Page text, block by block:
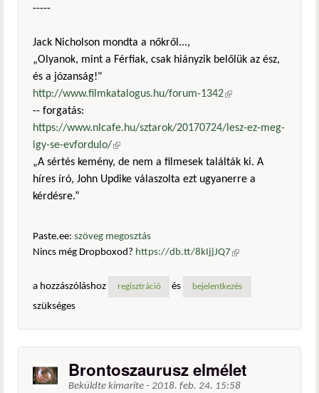
-----
Jack Nicholson mondta a nőkről...,
„Olyanok, mint a Férfiak, csak hiányzik belőlük az ész,
és a józanság!"
http://www.filmkatalogus.hu/forum-1342(külső
-- forgatás:
https://www.nlcafe.hu/sztarok/20170724/lesz-ez-meg-
igy-se-evfordulo/(külső hivatkozás)
„A sértés kemény, de nem a filmesek találták ki. A
híres író, John Updike válaszolta ezt ugyanerre a
kérdésre.”
Paste.ee: szöveg megosztás
Nincs még Dropboxod? https://db.tt/8kIjjJQ7 (külső
a hozzászóláshoz
regisztráció és bejelentkezés
szükséges
Brontoszaurusz elmélet
Beküldte kimarite - 2018. feb. 24. 15:58